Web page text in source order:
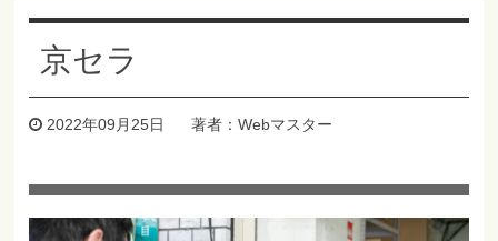
京セラ
2022年09月25日 著者：Webマスター